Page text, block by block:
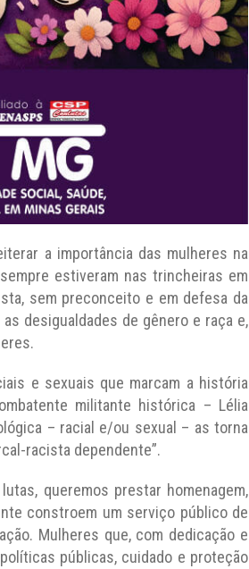
a importância das mulheres na
estiveram nas trincheiras em
sem preconceito e em defesa da
desigualdades de gênero e raça e,
e sexuais que marcam a história
militante histórica – Lélia
– racial e/ou sexual – as torna
racista dependente”.
queremos prestar homenagem,
constroem um serviço público de
Mulheres que, com dedicação e
públicas, cuidado e proteção